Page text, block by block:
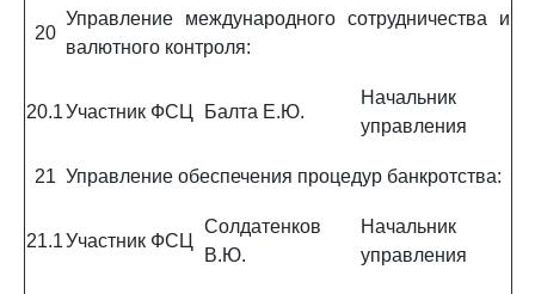
20
Управление международного сотрудничества и
валютного контроля:
20.1Участник ФСЦ Балта Е.Ю.
Начальник
управления
21 Управление обеспечения процедур банкротства:
21.1Участник ФСЦ
Солдатенков
В.Ю.
Начальник
управления